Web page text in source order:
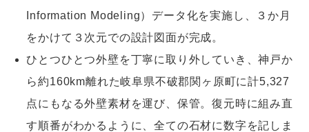
Information Modeling）データ化を実施し、３か月
をかけて３次元での設計図面が完成。
ひとつひとつ外壁を丁寧に取り外していき、神戸か
ら約160km離れた岐阜県不破郡関ヶ原町に計5,327
点にもなる外壁素材を運び、保管。復元時に組み直
す順番がわかるように、全ての石材に数字を記しま